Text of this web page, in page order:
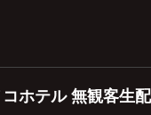
ホテル 無観客生